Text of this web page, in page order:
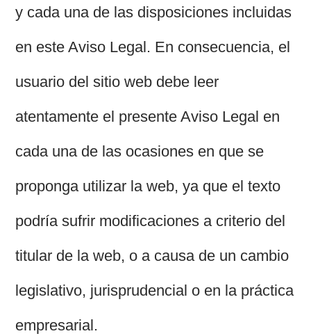
y cada una de las disposiciones incluidas
en este Aviso Legal. En consecuencia, el
usuario del sitio web debe leer
atentamente el presente Aviso Legal en
cada una de las ocasiones en que se
proponga utilizar la web, ya que el texto
podría sufrir modificaciones a criterio del
titular de la web, o a causa de un cambio
legislativo, jurisprudencial o en la práctica
empresarial.